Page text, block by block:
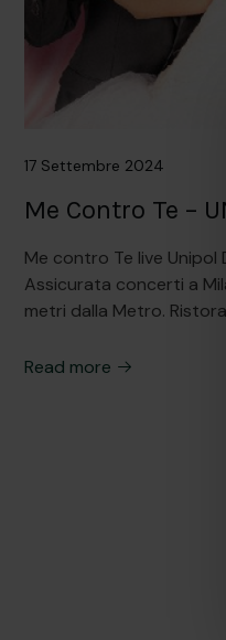
17 Settembre 2024
Me Contro Te –
Me contro Te live Unipol
Assicurata concerti a
metri dalla Metro.
Read more